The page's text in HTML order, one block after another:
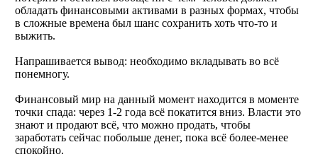
обладать финансовыми активами в разных формах, чтобы
в сложные времена был шанс сохранить хоть что-то и
выжить.
Напрашивается вывод: необходимо вкладывать во всё
понемногу.
Финансовый мир на данный момент находится в моменте
точки спада: через 1-2 года всё покатится вниз. Власти это
знают и продают всё, что можно продать, чтобы
заработать сейчас побольше денег, пока всё более-менее
спокойно.